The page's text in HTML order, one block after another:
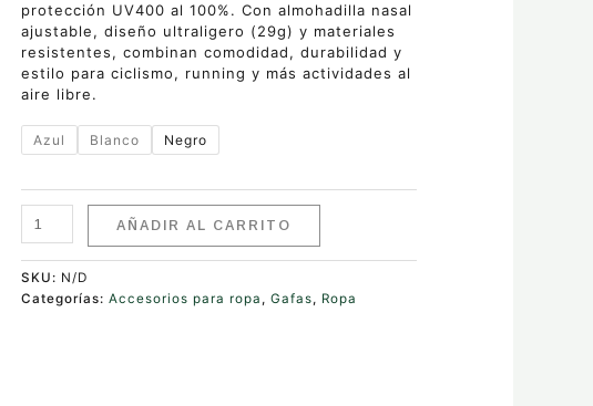
protección UV400 al 100%. Con almohadilla nasal
ajustable, diseño ultraligero (29g) y materiales
resistentes, combinan comodidad, durabilidad y
estilo para ciclismo, running y más actividades al
aire libre.
Azul Blanco Negro
AÑADIR AL CARRITO
SKU: N/D
Categorías:Accesorios para ropa ,Gafas, Ropa